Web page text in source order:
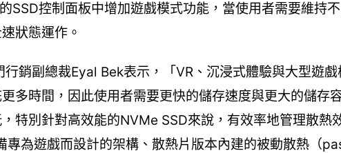
控制面板中增加遊戲模式功能，當使用者需要維持
狀態運作。
銷副總裁Eyal Bek表示，「VR、沉浸式體驗與大型遊戲
多時間，因此使用者需要更快的儲存速度與更大的儲存
特別針對高效能的NVMe SSD來說，有效率地管理散熱
為遊戲而設計的架構、散熱片版本內建的被動散熱（